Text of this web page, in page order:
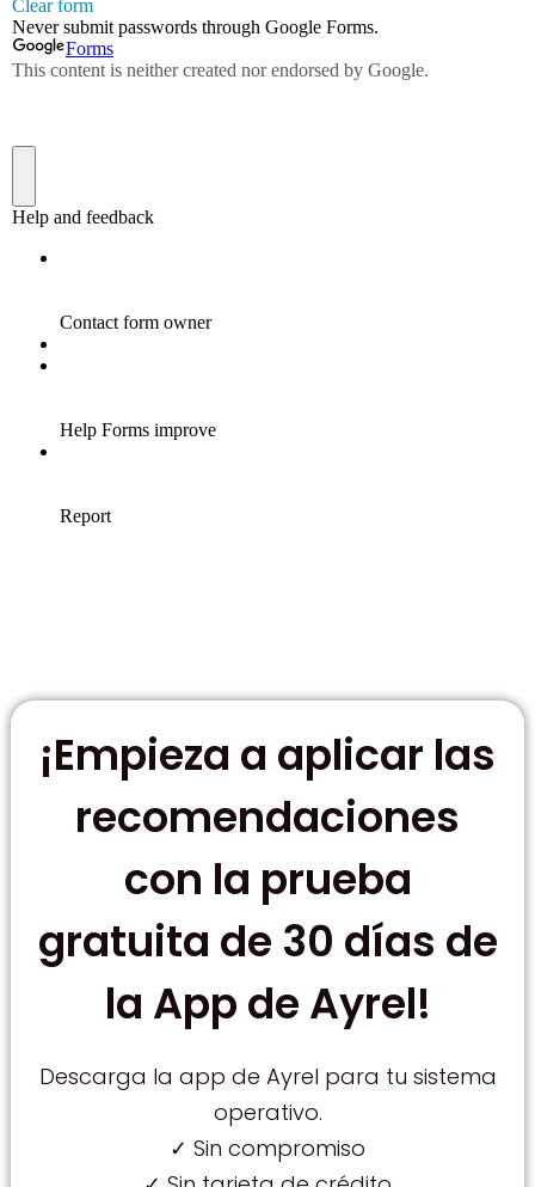
¡Empieza a aplicar las
recomendaciones
con la prueba
gratuita de 30 días de
la App de Ayrel!
Descarga la app de Ayrel para tu sistema
operativo.
✓ Sin compromiso